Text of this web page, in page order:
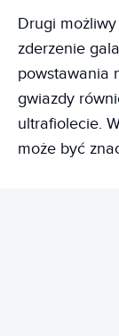
Drugi
zderzenie
powstawania
gwiazdy
ultrafiolecie.
może być